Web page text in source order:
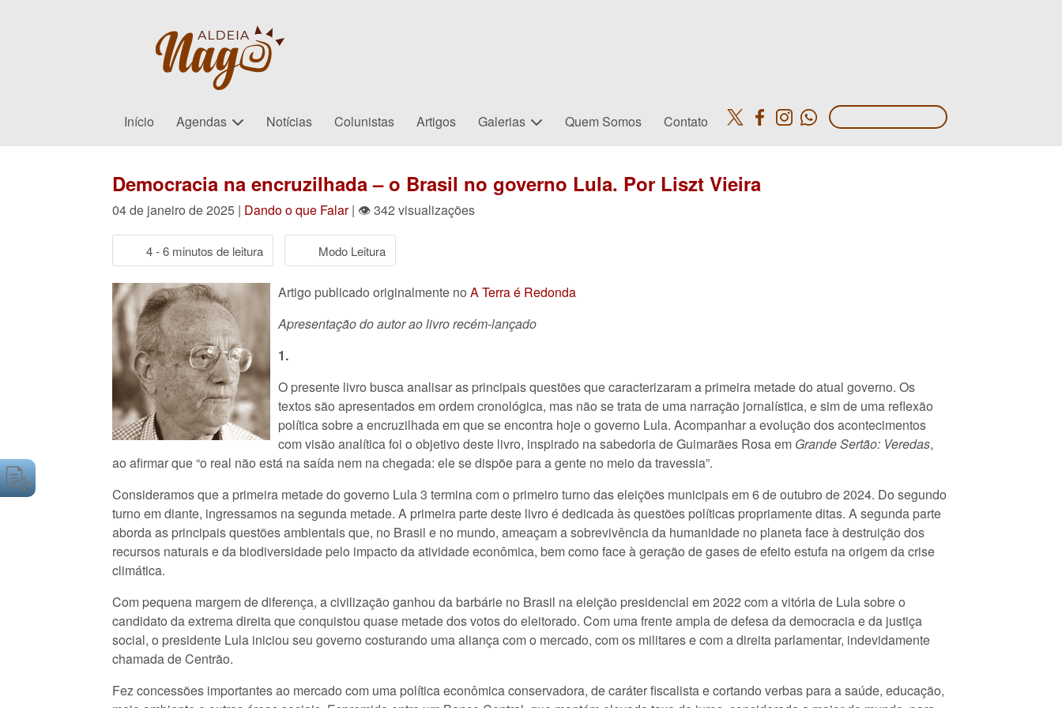
Início Agendas Notícias Colunistas Artigos Galerias Quem Somos Contato
Democracia na encruzilhada – o Brasil no governo Lula. Por Liszt Vieira
04 de janeiro de 2025 | Dando o que Falar| 👁 342 visualizações
4 - 6 minutos de leitura Modo Leitura
Artigo publicado originalmente no A Terra é Redonda
Apresentação do autor ao livro recém-lançado
1.
O presente livro busca analisar as principais questões que caracterizaram a primeira metade do atual governo. Os
textos são apresentados em ordem cronológica, mas não se trata de uma narração jornalística, e sim de uma reflexão
política sobre a encruzilhada em que se encontra hoje o governo Lula. Acompanhar a evolução dos acontecimentos
com visão analítica foi o objetivo deste livro, inspirado na sabedoria de Guimarães Rosa em Grande Sertão: Veredas,
ao afirmar que “o real não está na saída nem na chegada: ele se dispõe para a gente no meio da travessia”.
Consideramos que a primeira metade do governo Lula 3 termina com o primeiro turno das eleições municipais em 6 de outubro de 2024. Do segundo
turno em diante, ingressamos na segunda metade. A primeira parte deste livro é dedicada às questões políticas propriamente ditas. A segunda parte
aborda as principais questões ambientais que, no Brasil e no mundo, ameaçam a sobrevivência da humanidade no planeta face à destruição dos
recursos naturais e da biodiversidade pelo impacto da atividade econômica, bem como face à geração de gases de efeito estufa na origem da crise
climática.
Com pequena margem de diferença, a civilização ganhou da barbárie no Brasil na eleição presidencial em 2022 com a vitória de Lula sobre o
candidato da extrema direita que conquistou quase metade dos votos do eleitorado. Com uma frente ampla de defesa da democracia e da justiça
social, o presidente Lula iniciou seu governo costurando uma aliança com o mercado, com os militares e com a direita parlamentar, indevidamente
chamada de Centrão.
Fez concessões importantes ao mercado com uma política econômica conservadora, de caráter fiscalista e cortando verbas para a saúde, educação,